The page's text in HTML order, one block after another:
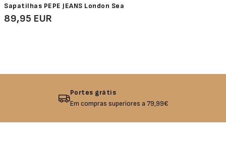
Sapatilhas PEPE JEANS London Sea
89,95 EUR
Portes grátis
Em compras superiores a 79,99€